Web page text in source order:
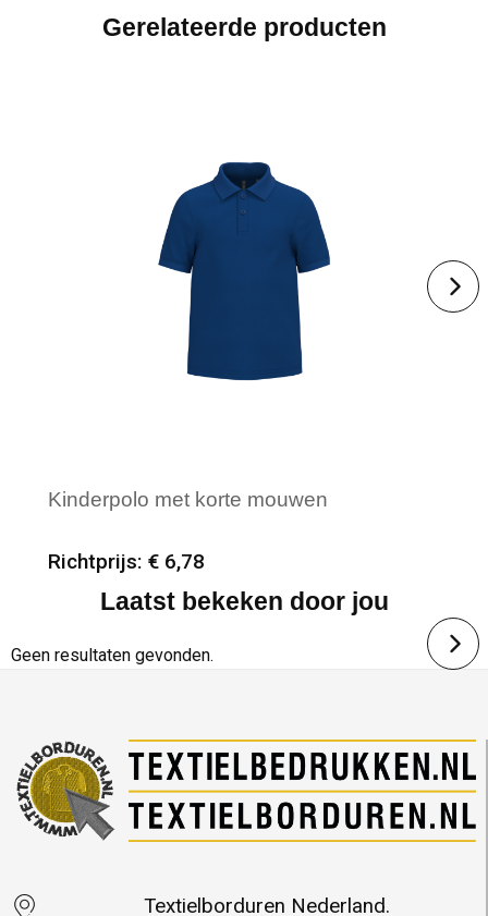
Gerelateerde producten
Kinderpolo met korte mouwen
Richtprijs: € 6,78
Minimale afname: 25
Laatst bekeken door jou
Geen resultaten gevonden.
Textielborduren Nederland.